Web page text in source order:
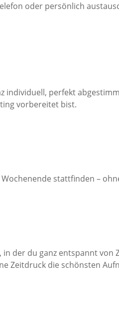
oder persönlich
individuell, perfekt
vorbereitet bist.
stattfinden –
der du ganz entspannt
Zeitdruck die schönsten